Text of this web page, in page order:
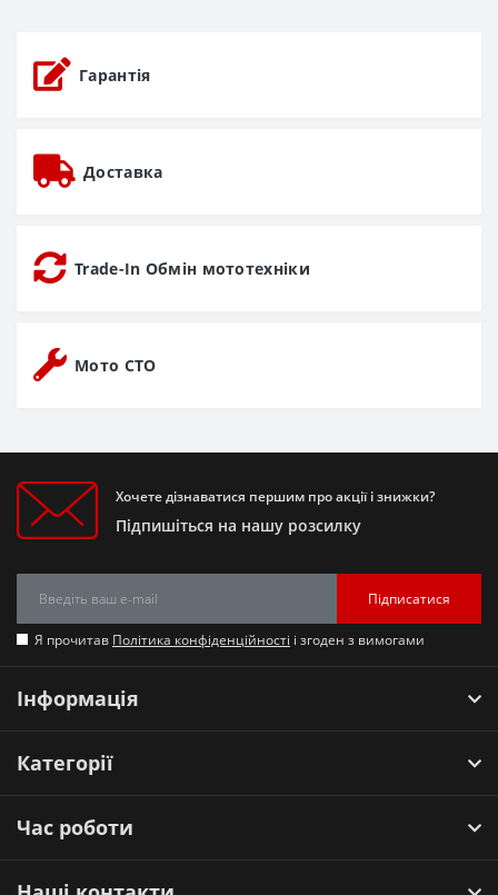
Гарантія
Доставка
Trade-In Обмін мототехніки
Мото СТО
Хочете дізнаватися першим про акції і знижки?
Підпишіться на нашу розсилку
Підписатися
Я прочитав Політика конфіденційності і згоден з вимогами
Інформація
Категорії
Час роботи